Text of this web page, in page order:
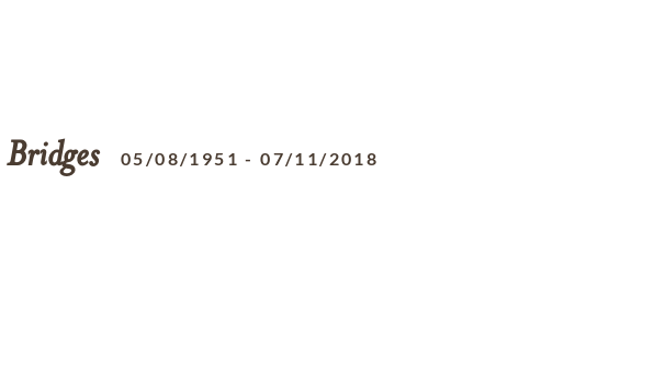
Bridges 05/08/1951 -07/11/2018